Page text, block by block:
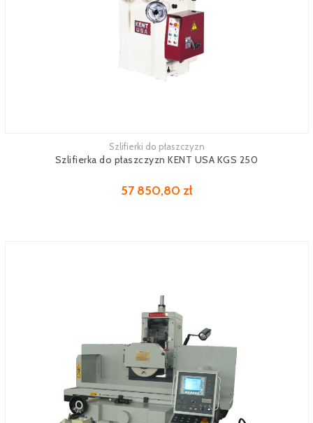
Szlifierki do płaszczyzn
Szlifierka do płaszczyzn KENT USA KGS 250
57 850,80 zł